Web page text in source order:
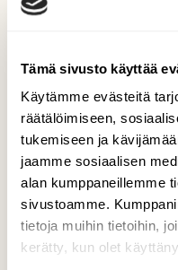
Tämä sivusto käyttää
Käytämme evästeitä
räätälöimiseen,
tukemiseen ja
jaamme sosiaalisen
alan kumppaneillemme
sivustoamme.
tietoja muihin tietoihin,
kerätty, kun oletSepelkyyhky